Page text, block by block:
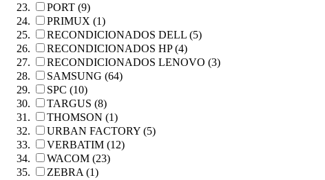
PORT (9)
PRIMUX (1)
RECONDICIONADOS DELL (5)
RECONDICIONADOS HP (4)
RECONDICIONADOS LENOVO (3)
SAMSUNG (64)
SPC (10)
TARGUS (8)
THOMSON (1)
URBAN FACTORY (5)
VERBATIM (12)
WACOM (23)
ZEBRA (1)